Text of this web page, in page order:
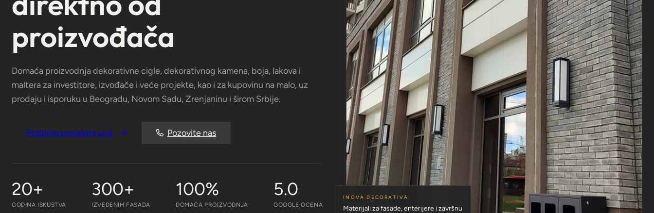
proizvođača
Domaća proizvodnja dekorativne cigle, dekorativnog kamena, boja, lakova i
maltera za investitore, izvođače i veće projekte, kao i za kupovinu na malo, uz
prodaju i isporuku u Beogradu, Novom Sadu, Zrenjaninu i širom Srbije.
Pošaljite projektni upit Pozovite nas
20+
GODINA ISKUSTVA
300+
IZVEDENIH FASADA
100%
DOMAĆA PROIZVODNJA
5.0
GOOGLE OCENA
INOVA DECORATIVA
Materijali za fasade, enterijere i završnu